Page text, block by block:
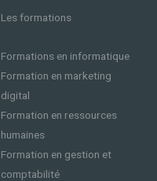
Les formations
Formations en informatique
Formation en marketing
digital
Formation en ressources
humaines
Formation en gestion et
comptabilité